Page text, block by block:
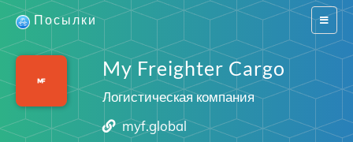
Switch
Посылки
My Freighter Cargo
Логистическая компания
myf.global